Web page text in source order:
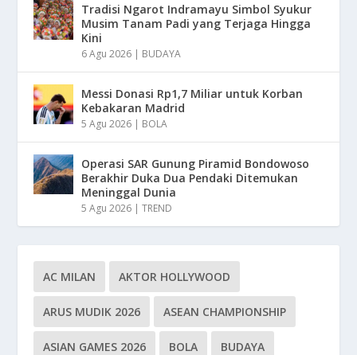
Tradisi Ngarot Indramayu Simbol Syukur
Musim Tanam Padi yang Terjaga Hingga
Kini
6 Agu 2026 | BUDAYA
Messi Donasi Rp1,7 Miliar untuk Korban
Kebakaran Madrid
5 Agu 2026 | BOLA
Operasi SAR Gunung Piramid Bondowoso
Berakhir Duka Dua Pendaki Ditemukan
Meninggal Dunia
5 Agu 2026 |TREND
AC MILAN AKTOR HOLLYWOOD
ARUS MUDIK 2026 ASEAN CHAMPIONSHIP
ASIAN GAMES 2026 BOLA BUDAYA